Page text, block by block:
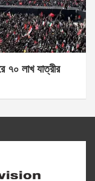
৭০ লাখ যাত্রীর